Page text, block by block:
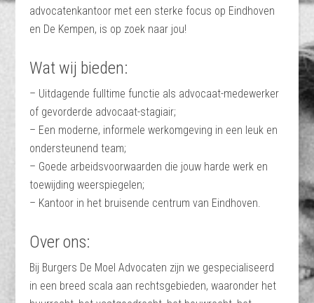
advocatenkantoor met een sterke focus op Eindhoven
en De Kempen, is op zoek naar jou!
Wat wij bieden:
– Uitdagende fulltime functie als advocaat-medewerker
of gevorderde advocaat-stagiair;
– Een moderne, informele werkomgeving in een leuk en
ondersteunend team;
– Goede arbeidsvoorwaarden die jouw harde werk en
toewijding weerspiegelen;
– Kantoor in het bruisende centrum van Eindhoven.
Over ons:
Bij Burgers De Moel Advocaten zijn we gespecialiseerd
in een breed scala aan rechtsgebieden, waaronder het